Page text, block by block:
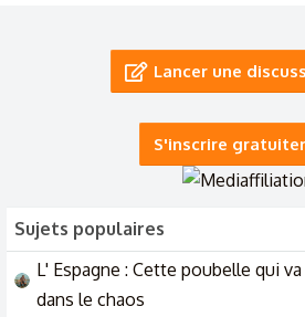
Oser en parler ou pas... Et tout se
Lancer une
S'inscrire
Sujets populaires
L' Espagne : Cette poubelle qui
dans le chaos